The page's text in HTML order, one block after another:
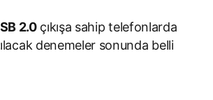
2.0çıkışa sahip telefonlarda
denemeler sonunda belli